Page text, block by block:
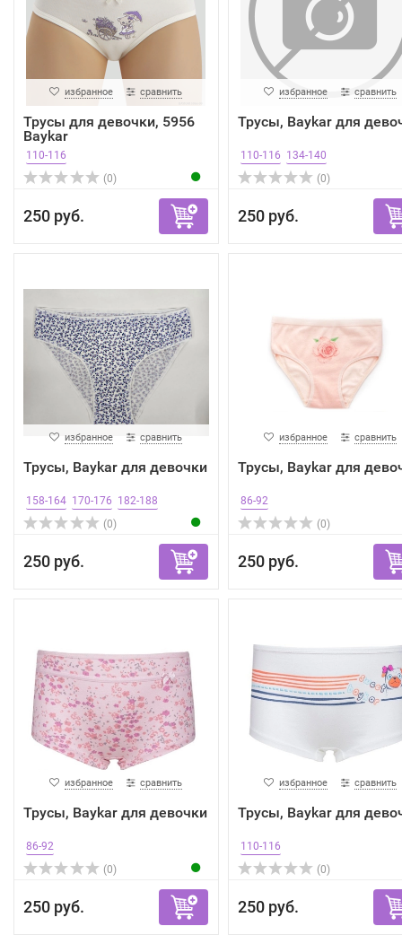
избранное сравнить
Трусы для девочки, 5956
Baykar
110-116
(0)
250 руб.
избранное сравнить
Трусы, Baykar для
110-116 134-140
(0)
250 руб.
избранное сравнить
Трусы, Baykar для девочки
158-164 170-176 182-188
(0)
250 руб.
избранное сравнить
Трусы, Baykar для
86-92
(0)
250 руб.
избранное сравнить
Трусы, Baykar для девочки
86-92
(0)
250 руб.
избранное сравнить
Трусы, Baykar для
110-116
(0)
250 руб.